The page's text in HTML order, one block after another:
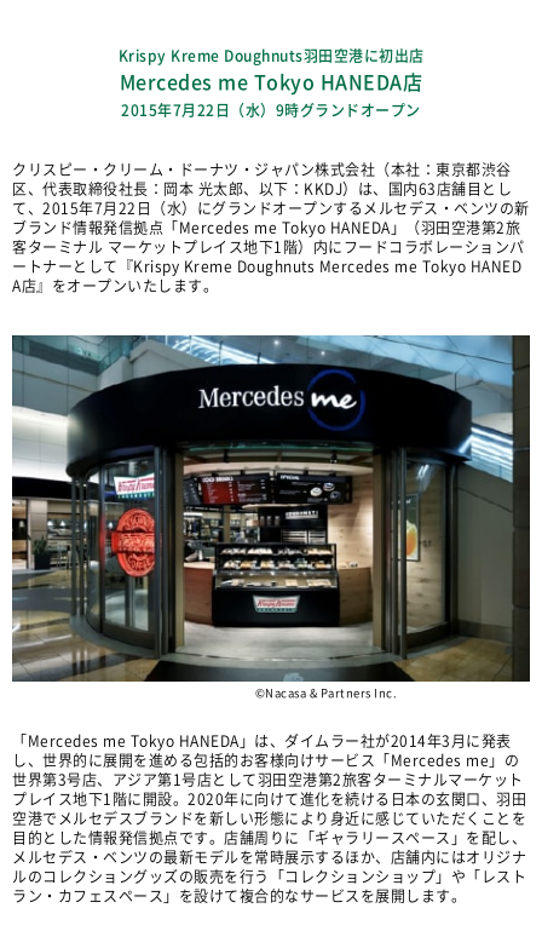
Krispy Kreme Doughnuts羽田空港に初出店
Mercedes me Tokyo HANEDA店
2015年7月22日（水）9時グランドオープン
クリスピー・クリーム・ドーナツ・ジャパン株式会社（本社：東京都渋谷
区、代表取締役社長：岡本 光太郎、以下：KKDJ）は、国内63店舗目とし
て、2015年7月22日（水）にグランドオープンするメルセデス・ベンツの新
ブランド情報発信拠点「Mercedes me Tokyo HANEDA」（羽田空港第2旅
客ターミナル マーケットプレイス地下1階）内にフードコラボレーションパ
ートナーとして『Krispy Kreme Doughnuts Mercedes me Tokyo HANED
A店』をオープンいたします。
©Nacasa & Partners Inc.
「Mercedes me Tokyo HANEDA」は、ダイムラー社が2014年3月に発表
し、世界的に展開を進める包括的お客様向けサービス「Mercedes me」の
世界第3号店、アジア第1号店として羽田空港第2旅客ターミナルマーケット
プレイス地下1階に開設。2020年に向けて進化を続ける日本の玄関口、羽田
空港でメルセデスブランドを新しい形態により身近に感じていただくことを
目的とした情報発信拠点です。店舗周りに「ギャラリースペース」を配し、
メルセデス・ベンツの最新モデルを常時展示するほか、店舗内にはオリジナ
ルのコレクショングッズの販売を行う「コレクションショップ」や「レスト
ラン・カフェスペース」を設けて複合的なサービスを展開します。